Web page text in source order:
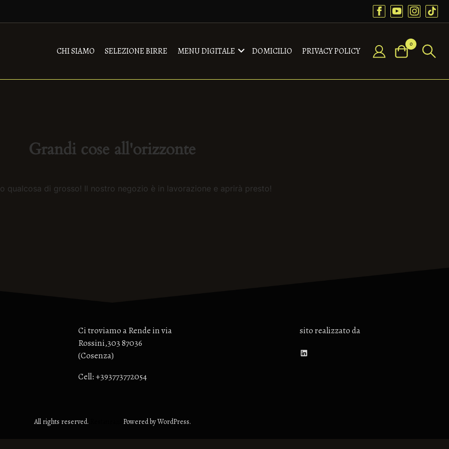
CHI SIAMO SELEZIONE BIRRE MENU DIGITALE DOMICILIO PRIVACY POLICY
0
Grandi cose all'orizzonte
qualcosa di grosso! Il nostro negozio è in lavorazione e aprirà presto!
Ci troviamo a Rende in via
Rossini,303 87036
(Cosenza)
Cell: +393773772054
sito realizzato da
LinkedIn
All rights reserved. Powered by WordPress.